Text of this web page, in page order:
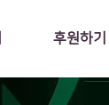
후원하기